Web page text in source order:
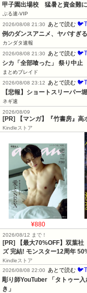
甲子園出場校　猛暑と資金難
ぶる速-VIP
2026/08/08 21:30
あとで読む
例のダンスアニメ、ヤバすぎ
カンダタ速報
2026/08/08 21:30
あとで読む
シカ「全部喰った」 祭り中止
まとめブレイド
2026/08/08 23:12
あとで読む
【悲報】ショートスリーパー
ネギ速
2026/08/09
[PR] 【マンガ】『竹書房』高
Kindleストア
¥880
2026/08/12 まで！
[PR] 【最大70%OFF】双葉
ズ 完結! モンスター12周年
Kindleストア
2026/08/08 22:00
あとで読む
彫り師YouTuber 「タトゥー
き」